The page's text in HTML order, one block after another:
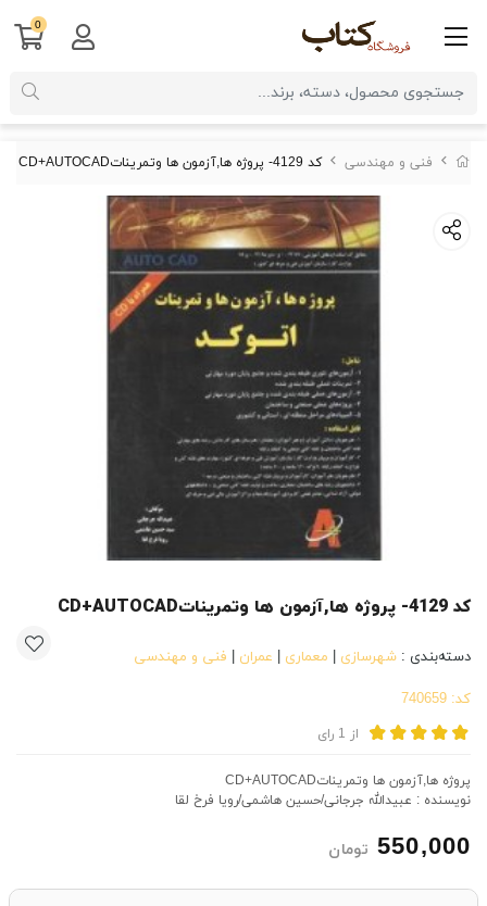
فنی و مهندسی کد 4129- پروژه ها,آزمون ها وتمریناتCD+AUTOCAD
کد 4129- پروژه ها,آزمون ها وتمریناتCD+AUTOCAD
دسته‌بندی : شهرسازی معماری عمران فنی و مهندسی
کد:
از 1 رای
پروژه ها,آزمون ها وتمریناتCD+AUTOCAD
نویسنده : عبیدالله جرجانی/حسین هاشمی/رویا فرخ لقا
550,000 تومان
0